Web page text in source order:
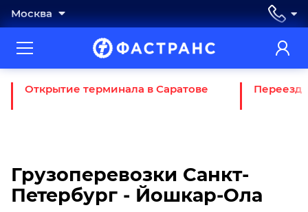
Москва
Открытие терминала в Саратове Переезд
Грузоперевозки Санкт-
Петербург - Йошкар-Ола